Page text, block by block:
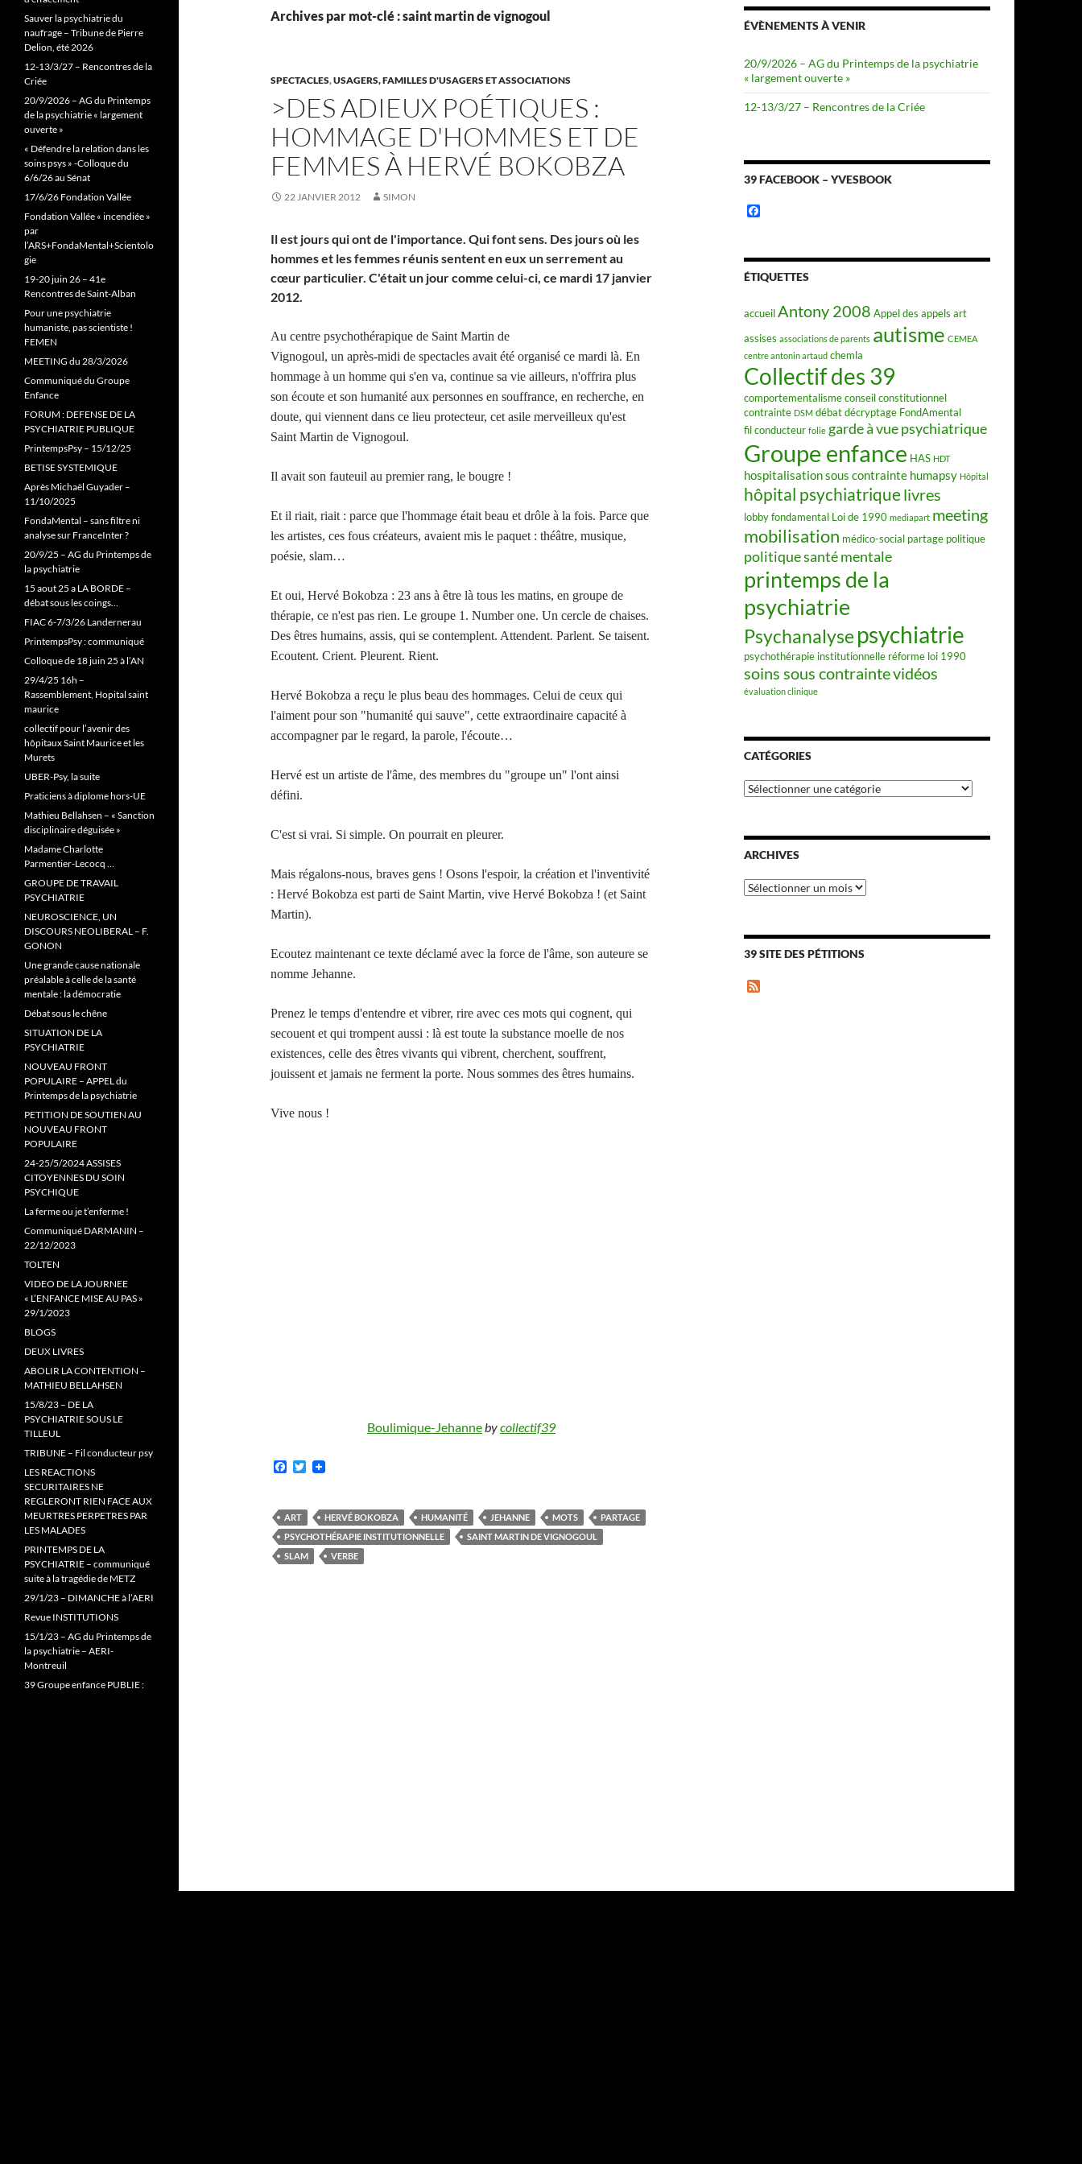
Archives par mot-clé : saint martin de vignogoul
SPECTACLES,USAGERS, FAMILLES D'USAGERS ET ASSOCIATIONS
>DES ADIEUX POÉTIQUES :
HOMMAGE D'HOMMES ET DE
FEMMES À HERVÉ BOKOBZA
22 JANVIER 2012 SIMON
Il est jours qui ont de l'importance. Qui font sens. Des jours où les
hommes et les femmes réunis sentent en eux un serrement au
cœur particulier. C'était un jour comme celui-ci, ce mardi 17 janvier
2012.
Au centre psychothérapique de Saint Martin de
Vignogoul, un après-midi de spectacles avait été organisé ce mardi là. En
hommage à un homme qui s'en va, continue sa vie ailleurs, n'offrira plus
son écoute et son humanité aux personnes en souffrance, en recherche, en
doute, qui viennent dans ce lieu protecteur, cet asile merveilleux qu'est
Saint Martin de Vignogoul.
Il avait son fauteuil au premier rang, le bougre !
Et il riait, riait : parce que l'hommage était beau et drôle à la fois. Parce que
les artistes, ces fous créateurs, avaient mis le paquet : théâtre, musique,
poésie, slam…
Et oui, Hervé Bokobza : 23 ans à être là tous les matins, en groupe de
thérapie, ce n'est pas rien. Le groupe 1. Number one. Un cercle de chaises.
Des êtres humains, assis, qui se contemplent. Attendent. Parlent. Se taisent.
Ecoutent. Crient. Pleurent. Rient.
Hervé Bokobza a reçu le plus beau des hommages. Celui de ceux qui
l'aiment pour son "humanité qui sauve", cette extraordinaire capacité à
accompagner par le regard, la parole, l'écoute…
Hervé est un artiste de l'âme, des membres du "groupe un" l'ont ainsi
défini.
C'est si vrai. Si simple. On pourrait en pleurer.
Mais régalons-nous, braves gens ! Osons l'espoir, la création et l'inventivité
: Hervé Bokobza est parti de Saint Martin, vive Hervé Bokobza ! (et Saint
Martin).
Ecoutez maintenant ce texte déclamé avec la force de l'âme, son auteure se
nomme Jehanne.
Prenez le temps d'entendre et vibrer, rire avec ces mots qui cognent, qui
secouent et qui trompent aussi : là est toute la substance moelle de nos
existences, celle des êtres vivants qui vibrent, cherchent, souffrent,
jouissent et jamais ne ferment la porte. Nous sommes des êtres humains.
Vive nous !
Boulimique-Jehannebycollectif39
F
b
o
o
k
T
e
r
ART HERVÉ BOKOBZA HUMANITÉ JEHANNE MOTS
PARTAGE
PSYCHOTHÉRAPIE INSTITUTIONNELLE
SAINT MARTIN DE VIGNOGOUL
SLAM
VERBE
ÉVÈNEMENTS À VENIR
20/9/2026 – AG du Printemps de la psychiatrie
« largement ouverte »
12-13/3/27 – Rencontres de la Criée
39 FACEBOOK – YVESBOOK
b
o
ÉTIQUETTES
accueilAntony 2008 Appel des appels art
assises associations de parents autisme CEMEA
centre antonin artaud chemla
Collectif des 39
comportementalismeconseil constitutionnel
contrainte DSM débatdécryptage FondAmental
fil conducteur folie garde à vue psychiatrique
Groupe enfance HAS HDT
hospitalisation sous contrainte humapsy Hôpital
hôpital psychiatriquelivres
lobby fondamental Loi de 1990 mediapart meeting
mobilisation médico-social partage politique
politique santé mentale
printemps de la
psychiatrie
Psychanalyse psychiatrie
psychothérapie institutionnelle réforme loi 1990
soins sous contraintevidéos
évaluation clinique
CATÉGORIES
Catégories
ARCHIVES
Archives
39 SITE DES PÉTITIONS
Sauver la psychiatrie du
naufrage – Tribune de Pierre
Delion, été 2026
12-13/3/27 – Rencontres de la
Criée
20/9/2026 – AG du Printemps
de la psychiatrie « largement
ouverte »
« Défendre la relation dans les
soins psys » -Colloque du
6/6/26 au Sénat
17/6/26 Fondation Vallée
Fondation Vallée « incendiée »
par
l’ARS+FondaMental+Scientolo
gie
19-20 juin 26 – 41e
Rencontres de Saint-Alban
Pour une psychiatrie
humaniste, pas scientiste !
FEMEN
MEETING du 28/3/2026
Communiqué du Groupe
Enfance
FORUM : DEFENSE DE LA
PSYCHIATRIE PUBLIQUE
PrintempsPsy – 15/12/25
BETISE SYSTEMIQUE
Après Michaël Guyader –
11/10/2025
FondaMental – sans filtre ni
analyse sur FranceInter ?
20/9/25 – AG du Printemps de
la psychiatrie
15 aout 25 a LA BORDE –
débat sous les coings…
FIAC 6-7/3/26 Landernerau
PrintempsPsy : communiqué
Colloque de 18 juin 25 à l’AN
29/4/25 16h –
Rassemblement, Hopital saint
maurice
collectif pour l’avenir des
hôpitaux Saint Maurice et les
Murets
UBER-Psy, la suite
Praticiens à diplome hors-UE
Mathieu Bellahsen – « Sanction
disciplinaire déguisée »
Madame Charlotte
Parmentier-Lecocq …
GROUPE DE TRAVAIL
PSYCHIATRIE
NEUROSCIENCE, UN
DISCOURS NEOLIBERAL – F.
GONON
Une grande cause nationale
préalable à celle de la santé
mentale : la démocratie
Débat sous le chêne
SITUATION DE LA
PSYCHIATRIE
NOUVEAU FRONT
POPULAIRE – APPEL du
Printemps de la psychiatrie
PETITION DE SOUTIEN AU
NOUVEAU FRONT
POPULAIRE
24-25/5/2024 ASSISES
CITOYENNES DU SOIN
PSYCHIQUE
La ferme ou je t’enferme !
Communiqué DARMANIN –
22/12/2023
TOLTEN
VIDEO DE LA JOURNEE
« L’ENFANCE MISE AU PAS »
29/1/2023
BLOGS
DEUX LIVRES
ABOLIR LA CONTENTION –
MATHIEU BELLAHSEN
15/8/23 – DE LA
PSYCHIATRIE SOUS LE
TILLEUL
TRIBUNE – Fil conducteur psy
LES REACTIONS
SECURITAIRES NE
REGLERONT RIEN FACE AUX
MEURTRES PERPETRES PAR
LES MALADES
PRINTEMPS DE LA
PSYCHIATRIE – communiqué
suite à la tragédie de METZ
29/1/23 – DIMANCHE à l’AERI
Revue INSTITUTIONS
15/1/23 – AG du Printemps de
la psychiatrie – AERI-
Montreuil
39 Groupe enfance PUBLIE :